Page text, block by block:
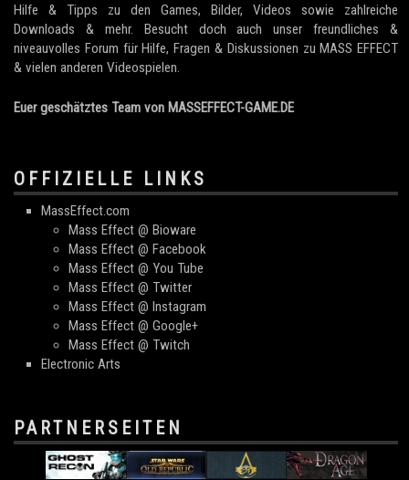
Hilfe & Tipps zu den Games, Bilder, Videos sowie zahlreiche
Downloads & mehr. Besucht doch auch unser freundliches &
niveauvolles Forum für Hilfe, Fragen & Diskussionen zu MASS EFFECT
& vielen anderen Videospielen.
Euer geschätztes Team von MASSEFFECT-GAME.DE
OFFIZIELLE LINKS
MassEffect.com
Mass Effect @ Bioware
Mass Effect @ Facebook
Mass Effect @ You Tube
Mass Effect @ Twitter
Mass Effect @ Instagram
Mass Effect @ Google+
Mass Effect @ Twitch
Electronic Arts
PARTNERSEITEN